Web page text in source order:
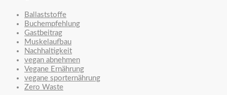
Ballaststoffe
Buchempfehlung
Gastbeitrag
Muskelaufbau
Nachhaltigkeit
vegan abnehmen
Vegane Ernährung
vegane sporternährung
Zero Waste